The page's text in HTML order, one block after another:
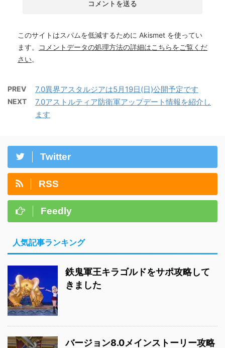
このサイトはスパムを低減するために Akismet を使ってい
ます。
コメントデータの処理方法の詳細はこちらをご覧くだ
さい。
PREV 7.0異界アスタルジアは5月19日(日)公開予定です
NEXT
7.0アストルティア防衛軍アップデート情報を紹介し
ます
Twitter
RSS
Feedly
人気記事ランキング
鉄鬼軍王キラゴルドをサポ攻略して
きました
バージョン8.0メインストーリー攻略